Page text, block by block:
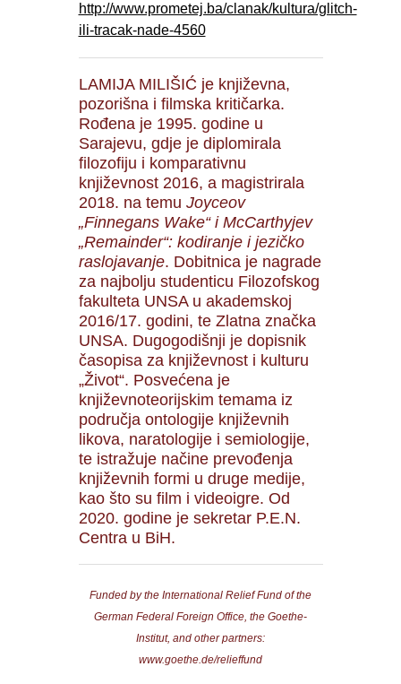
http://www.prometej.ba/clanak/kultura/glitch-
ili-tracak-nade-4560
LAMIJA MILIŠIĆ je književna,
pozorišna i filmska kritičarka.
Rođena je 1995. godine u
Sarajevu, gdje je diplomirala
filozofiju i komparativnu
književnost 2016, a magistrirala
2018. na temu Joyceov
„Finnegans Wake“ i McCarthyjev
„Remainder“: kodiranje i jezičko
raslojavanje. Dobitnica je nagrade
za najbolju studenticu Filozofskog
fakulteta UNSA u akademskoj
2016/17. godini, te Zlatna značka
UNSA. Dugogodišnji je dopisnik
časopisa za književnost i kulturu
„Život“. Posvećena je
književnoteorijskim temama iz
područja ontologije književnih
likova, naratologije i semiologije,
te istražuje načine prevođenja
književnih formi u druge medije,
kao što su film i videoigre. Od
2020. godine je sekretar P.E.N.
Centra u BiH.
Funded by the International Relief Fund of the
German Federal Foreign Office, the Goethe-
Institut, and other partners:
www.goethe.de/relieffund